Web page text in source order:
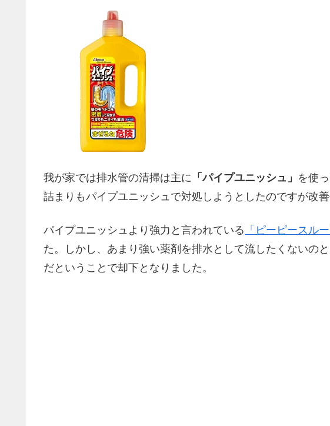
我が家では排水管の清掃は主に 「パイプユニッシュ」 を使
詰まりもパイプユニッシュで対処しようとしたのですが改善
パイプユニッシュより強力と言われている 「ピーピースルー
た。しかし、あまり強い薬剤を排水として流したくないの
だということで却下となりました。